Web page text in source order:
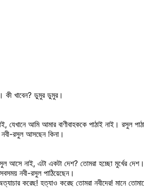
কী খাবেন? ডুমুর ডুমুর।
আমি আমার বাণীবাহককে পাঠাই নাই। রসুল
রসুল আসছেন কিনা।
নাই, এটা একটা দেশ? তোমরা হচ্ছো মুর্খের দেশ।
নবী-রসুল পাঠিয়েছেন।
করেছ! হত্যাও করেছ তোমরা নবীদের! মানে